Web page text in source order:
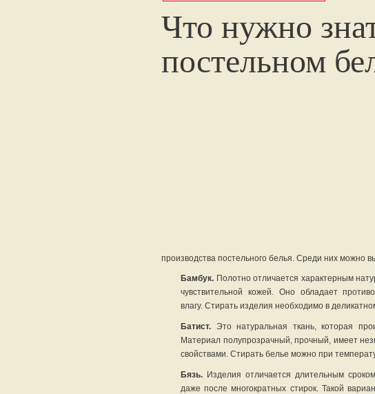
Что нужно
постельном
производства постельного белья. Среди них можно
Бамбук. Полотно отличается характерным
чувствительной кожей. Оно обладает
влагу. Стирать изделия необходимо в
Батист. Это натуральная ткань, которая
Материал полупрозрачный, прочный, имеет
свойствами. Стирать белье можно при
Бязь. Изделия отличается длительным
даже после многократных стирок. Такой